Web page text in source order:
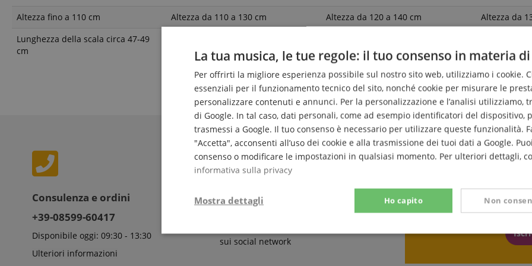
Altezza fino a 110 cm
Altezza da 110 a 130 cm Altezza da 120 a 140 cm Altezza da
Lunghezza della scala circa 47-49
cm
cm
Lunghezza
cm
Iscriviti
Consulenza e ordini
+39-08599-60417
Disponibile oggi: 09:30 - 13:30
Ulteriori informazioni
Share & Like
sui social network
La tua musica, le tue regole: il tuo consenso in materia
Per offrirti la migliore esperienza possibile sul nostro sito web, utilizziamo i cookie.
essenziali per il funzionamento tecnico del sito, nonché cookie per misurare le
personalizzare contenuti e annunci. Per la personalizzazione e l’analisi utilizziamo,
di Google. In tal caso, dati personali, come ad esempio identificatori del dispositivo,
trasmessi a Google. Il tuo consenso è necessario per utilizzare queste funzionalità.
"Accetta", acconsenti all’uso dei cookie e alla trasmissione dei tuoi dati a Google.
consenso o modificare le impostazioni in qualsiasi momento. Per ulteriori dettagli,
informativa sulla privacy
Ho capito Non
Mostra dettagli
Strettamente
necessario
Prestazione Targeting Funzionalità